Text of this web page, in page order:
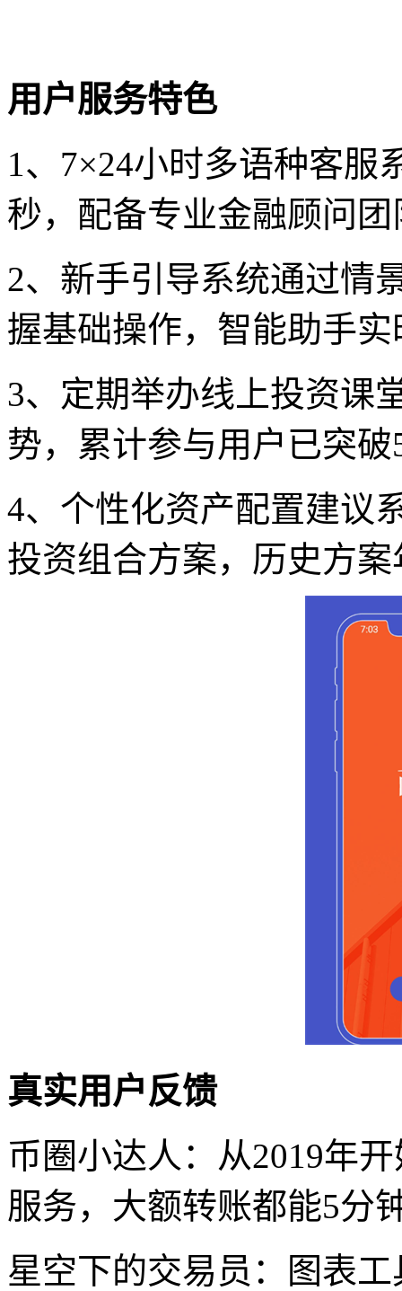
用户服务特色
1、7×24小时多语种客服
秒，配备专业金融顾问
2、新手引导系统通过情
握基础操作，智能助手
3、定期举办线上投资课
势，累计参与用户已突破
4、个性化资产配置建议
投资组合方案，历史方
真实用户反馈
币圈小达人：从2019年
服务，大额转账都能5分
星空下的交易员：图表